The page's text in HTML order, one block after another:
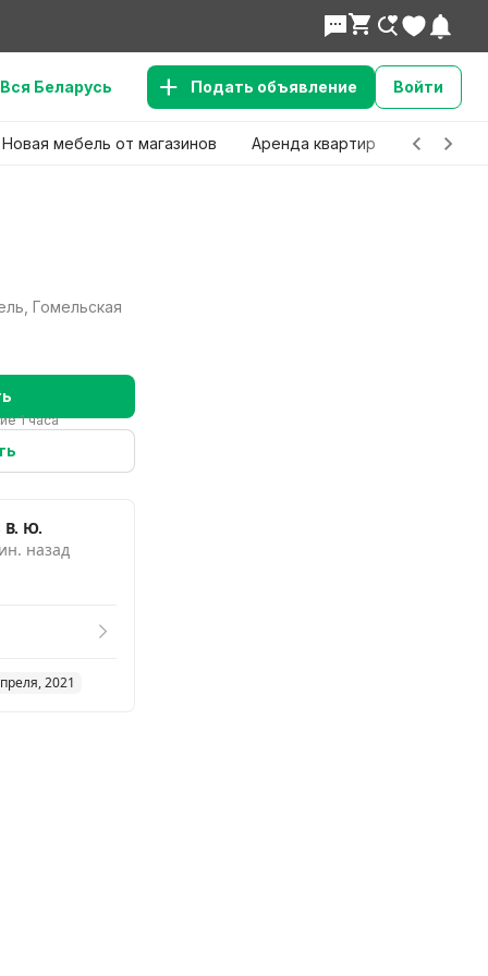
Вся Беларусь Подать объявление Войти
Новая мебель от магазинов Аренда квартир Детские
Гомельская
1 часа
В. Ю.
назад
2021